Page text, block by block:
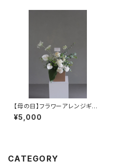
【母の日】フラワーアレンジギフ
トL
¥5,000
CATEGORY